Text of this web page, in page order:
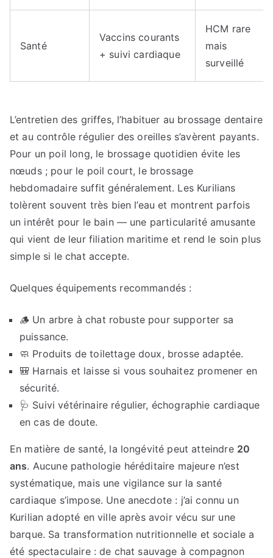
Santé
Vaccins courants
+ suivi cardiaque
HCM rare
mais
surveillé
L’entretien des griffes, l’habituer au brossage dentaire
et au contrôle régulier des oreilles s’avèrent payants.
Pour un poil long, le brossage quotidien évite les
nœuds ; pour le poil court, le brossage
hebdomadaire suffit généralement. Les Kurilians
tolèrent souvent très bien l’eau et montrent parfois
un intérêt pour le bain — une particularité amusante
qui vient de leur filiation maritime et rend le soin plus
simple si le chat accepte.
Quelques équipements recommandés :
🪵 Un arbre à chat robuste pour supporter sa
puissance.
🧼 Produits de toilettage doux, brosse adaptée.
🎒 Harnais et laisse si vous souhaitez promener en
sécurité.
🩺 Suivi vétérinaire régulier, échographie cardiaque
en cas de doute.
En matière de santé, la longévité peut atteindre 20
ans. Aucune pathologie héréditaire majeure n’est
systématique, mais une vigilance sur la santé
cardiaque s’impose. Une anecdote : j’ai connu un
Kurilian adopté en ville après avoir vécu sur une
barque. Sa transformation nutritionnelle et sociale a
été spectaculaire : de chat sauvage à compagnon